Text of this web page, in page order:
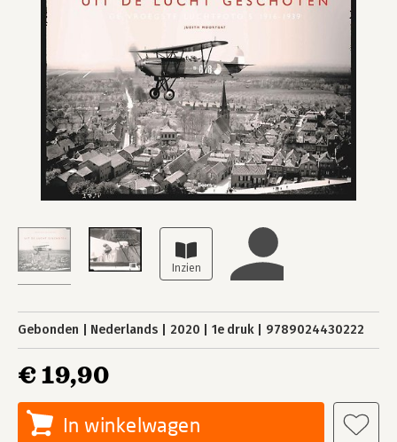
Gebonden Nederlands 2020 1e druk 9789024430222
€ 19,90
In winkelwagen